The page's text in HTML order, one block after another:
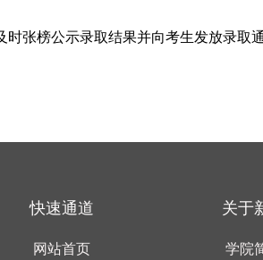
张榜公示录取结果并向考生发放录取通
快速通道
网站首页
关于
学院